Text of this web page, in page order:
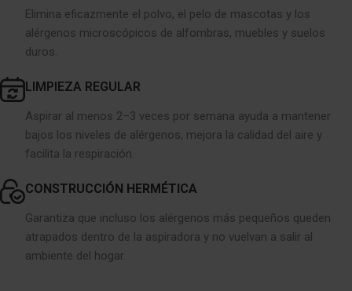
Elimina eficazmente el polvo, el pelo de mascotas y los
alérgenos microscópicos de alfombras, muebles y suelos
duros.
LIMPIEZA REGULAR
Aspirar al menos 2–3 veces por semana ayuda a mantener
bajos los niveles de alérgenos, mejora la calidad del aire y
facilita la respiración.
CONSTRUCCIÓN HERMÉTICA
Garantiza que incluso los alérgenos más pequeños queden
atrapados dentro de la aspiradora y no vuelvan a salir al
ambiente del hogar.